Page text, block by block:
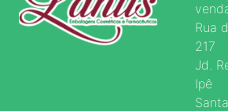
Rua
217
Jd.
Ipê